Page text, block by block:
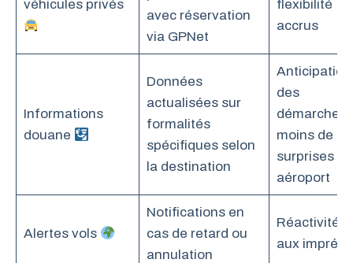
véhicules privés
avec réservation
via GPNet
flexibilité
accrus
Informations
douane
Données
actualisées sur
formalités
spécifiques selon
la destination
Anticipation
des
démarches,
moins de
surprises en
aéroport
Alertes vols
Notifications en
cas de retard ou
annulation
Réactivité
aux